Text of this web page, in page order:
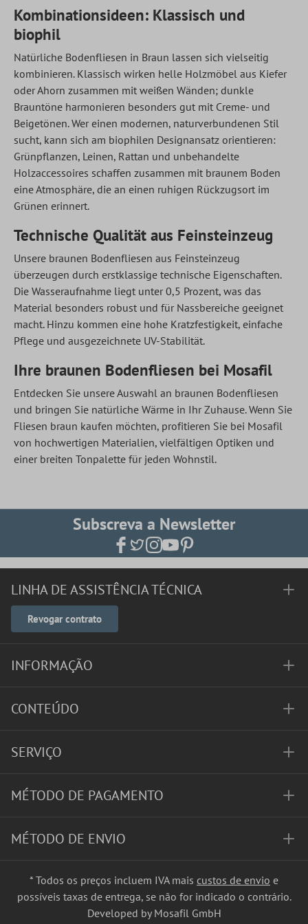
Kombinationsideen: Klassisch und
biophil
Natürliche Bodenfliesen in Braun lassen sich vielseitig
kombinieren. Klassisch wirken helle Holzmöbel aus Kiefer
oder Ahorn zusammen mit weißen Wänden; dunkle
Brauntöne harmonieren besonders gut mit Creme- und
Beigetönen. Wer einen modernen, naturverbundenen Stil
sucht, kann sich am biophilen Designansatz orientieren:
Grünpflanzen, Leinen, Rattan und unbehandelte
Holzaccessoires schaffen zusammen mit braunem Boden
eine Atmosphäre, die an einen ruhigen Rückzugsort im
Grünen erinnert.
Technische Qualität aus Feinsteinzeug
Unsere braunen Bodenfliesen aus Feinsteinzeug
überzeugen durch erstklassige technische Eigenschaften.
Die Wasseraufnahme liegt unter 0,5 Prozent, was das
Material besonders robust und für Nassbereiche geeignet
macht. Hinzu kommen eine hohe Kratzfestigkeit, einfache
Pflege und ausgezeichnete UV-Stabilität.
Ihre braunen Bodenfliesen bei Mosafil
Entdecken Sie unsere Auswahl an braunen Bodenfliesen
und bringen Sie natürliche Wärme in Ihr Zuhause. Wenn Sie
Fliesen braun kaufen möchten, profitieren Sie bei Mosafil
von hochwertigen Materialien, vielfältigen Optiken und
einer breiten Tonpalette für jeden Wohnstil.
Subscreva a Newsletter
LINHA DE ASSISTÊNCIA TÉCNICA
Revogar contrato
INFORMAÇÃO
CONTEÚDO
SERVIÇO
MÉTODO DE PAGAMENTO
MÉTODO DE ENVIO
* Todos os preços incluem IVA mais custos de envio e
possíveis taxas de entrega, se não for indicado o contrário.
Developed by Mosafil GmbH